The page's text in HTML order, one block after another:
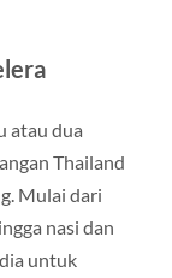
atau dua
Thailand
Mulai dari
nasi dan
untuk